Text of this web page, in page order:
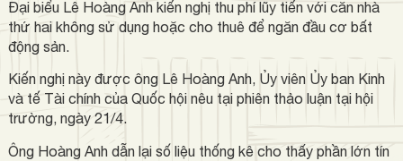
Đại biểu Lê Hoàng Anh kiến nghị thu phí lũy tiến với căn nhà
thứ hai không sử dụng hoặc cho thuê để ngăn đầu cơ bất
động sản.
Kiến nghị này được ông Lê Hoàng Anh, Ủy viên Ủy ban Kinh
và tế Tài chính của Quốc hội nêu tại phiên thảo luận tại hội
trường, ngày 21/4.
Ông Hoàng Anh dẫn lại số liệu thống kê cho thấy phần lớn tín